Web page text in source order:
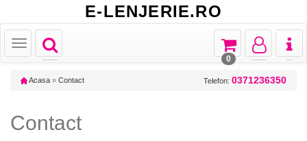
E-LENJERIE.RO
Toggle
navigation
Toggle
Toggle
navigation
Toggle
navigation
Toggle
navigation
0
Acasa » Contact Telefon: 0371236350
Contact